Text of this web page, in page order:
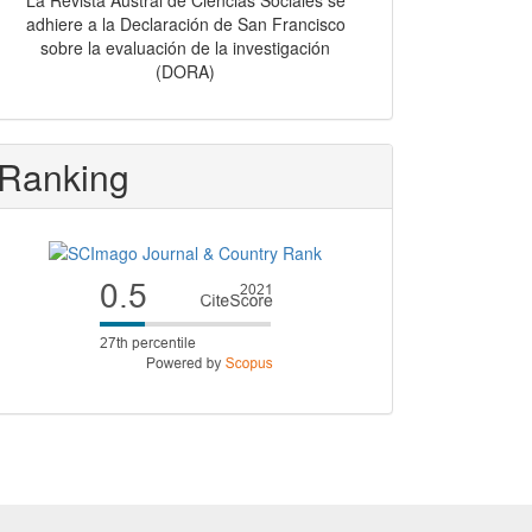
adhiere a la Declaración de San Francisco
sobre la evaluación de la investigación
(DORA)